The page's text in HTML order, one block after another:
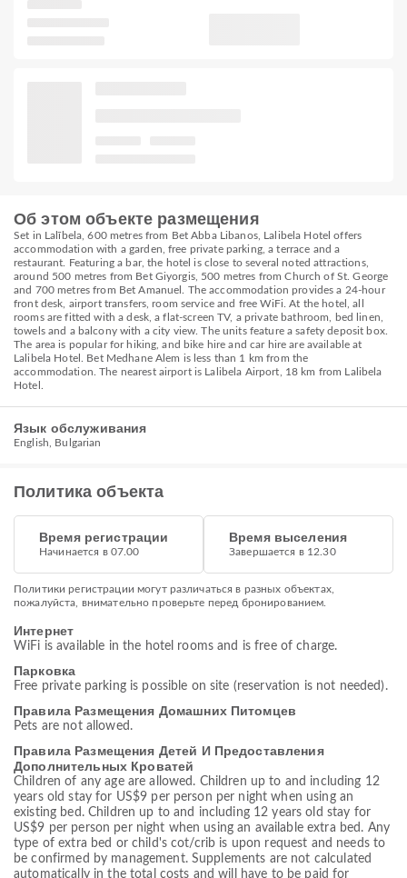
Об этом объекте размещения
Set in Lalībela, 600 metres from Bet Abba Libanos, Lalibela Hotel offers
accommodation with a garden, free private parking, a terrace and a
restaurant. Featuring a bar, the hotel is close to several noted attractions,
around 500 metres from Bet Giyorgis, 500 metres from Church of St. George
and 700 metres from Bet Amanuel. The accommodation provides a 24-hour
front desk, airport transfers, room service and free WiFi. At the hotel, all
rooms are fitted with a desk, a flat-screen TV, a private bathroom, bed linen,
towels and a balcony with a city view. The units feature a safety deposit box.
The area is popular for hiking, and bike hire and car hire are available at
Lalibela Hotel. Bet Medhane Alem is less than 1 km from the
accommodation. The nearest airport is Lalibela Airport, 18 km from Lalibela
Hotel.
Язык обслуживания
English, Bulgarian
Политика объекта
Время регистрации
Начинается в 07.00
Время выселения
Завершается в 12.30
Политики регистрации могут различаться в разных объектах,
пожалуйста, внимательно проверьте перед бронированием.
Интернет
WiFi is available in the hotel rooms and is free of charge.
Парковка
Free private parking is possible on site (reservation is not needed).
Правила Размещения Домашних Питомцев
Pets are not allowed.
Правила Размещения Детей И Предоставления
Дополнительных Кроватей
Children of any age are allowed. Children up to and including 12
years old stay for US$9 per person per night when using an
existing bed. Children up to and including 12 years old stay for
US$9 per person per night when using an available extra bed. Any
type of extra bed or child's cot/crib is upon request and needs to
be confirmed by management. Supplements are not calculated
automatically in the total costs and will have to be paid for